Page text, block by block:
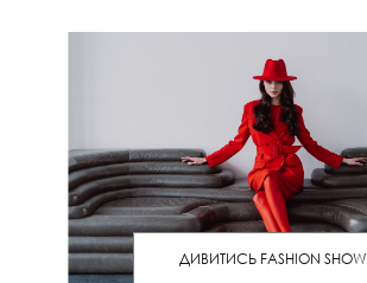
ДИВИТИСЬ FASHION SHOW